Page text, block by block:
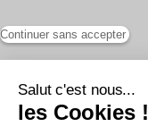
Continuer sans accepter
Salut c'est nous...
les Cookies !